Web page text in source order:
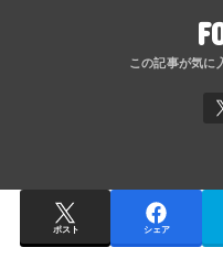
ポスト シェア